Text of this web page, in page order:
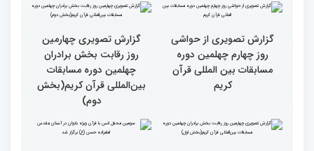
روز رقابت بخش برادران
چهلمین دوره مسابقات
بین‌المللی قرآن کریم(بخش
چهارم)
روز رقابت بخش برادران
چهلمین دوره مسابقات
بین‌المللی قرآن کریم(بخش
سوم)